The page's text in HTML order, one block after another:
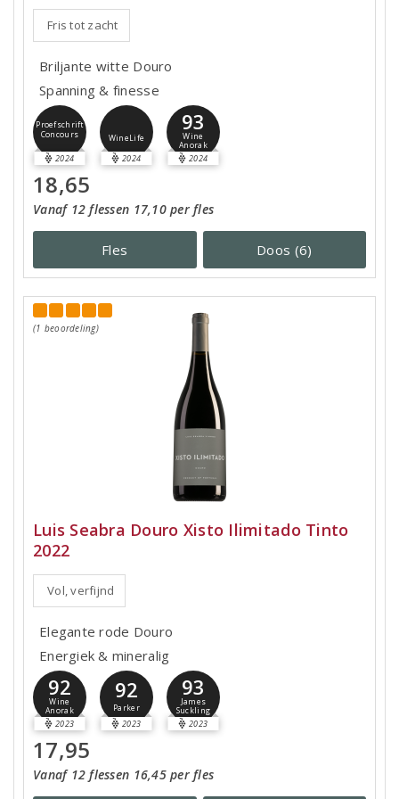
Fris tot zacht
Briljante witte Douro
Spanning & finesse
Proefschrift
Concours
2024
WineLife
2024
93
Wine
Anorak
2024
18,65
Vanaf 12 flessen 17,10 per fles
Fles Doos (6)
(1 beoordeling)
Luis Seabra Douro Xisto Ilimitado Tinto
2022
Vol, verfijnd
Elegante rode Douro
Energiek & mineralig
92
Wine
Anorak
2023
92
Parker
2023
93
James
Suckling
2023
17,95
Vanaf 12 flessen 16,45 per fles